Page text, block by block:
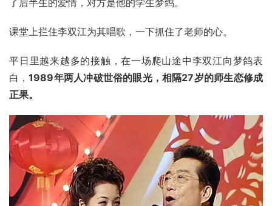
课堂上拦住李双江为其唱歌，一下抓住了老师的心。
平日里越来越多的接触，在一场爬山途中李双江向梦鸽表
白，1989年两人冲破世俗的眼光，相隔27岁的师生恋修成
正果。